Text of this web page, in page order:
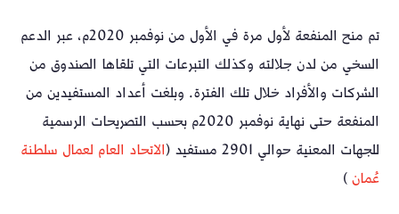
تم منح المنفعة لأول مرة في الأول من نوفمبر 2020م، عبر الدعم
السخي من لدن جلالته وكذلك التبرعات التي تلقاها الصندوق من
الشركات والأفراد خلال تلك الفترة. وبلغت أعداد المستفيدين من
المنفعة حتى نهاية نوفمبر 2020م بحسب التصريحات الرسمية
للجهات المعنية حوالي 2901 مستفيد (
الاتحاد العام لعمال سلطنة
عُمان)